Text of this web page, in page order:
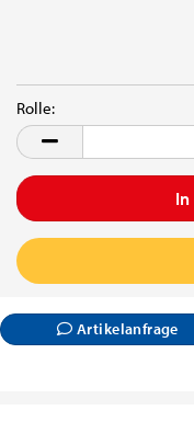
Rolle:
Rolle
Artikelanfrage